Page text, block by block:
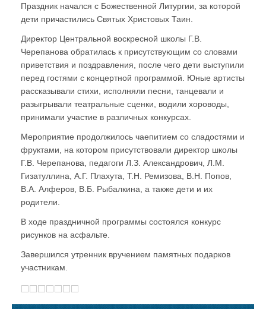
Праздник начался с Божественной Литургии, за которой
дети причастились Святых Христовых Таин.
Директор Центральной воскресной школы Г.В.
Черепанова обратилась к присутствующим со словами
приветствия и поздравления, после чего дети выступили
перед гостями с концертной программой. Юные артисты
рассказывали стихи, исполняли песни, танцевали и
разыгрывали театральные сценки, водили хороводы,
принимали участие в различных конкурсах.
Мероприятие продолжилось чаепитием со сладостями и
фруктами, на котором присутствовали директор школы
Г.В. Черепанова, педагоги Л.З. Александрович, Л.М.
Гизатуллина, А.Г. Плахута, Т.Н. Ремизова, В.Н. Попов,
В.А. Алферов, В.Б. Рыбалкина, а также дети и их
родители.
В ходе праздничной программы состоялся конкурс
рисунков на асфальте.
Завершился утренник вручением памятных подарков
участникам.